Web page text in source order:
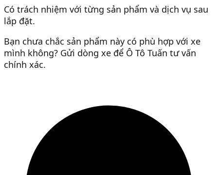
Có trách nhiệm với từng sản phẩm và dịch vụ sau
lắp đặt.
Bạn chưa chắc sản phẩm này có phù hợp với xe
mình không? Gửi dòng xe để Ô Tô Tuấn tư vấn
chính xác.